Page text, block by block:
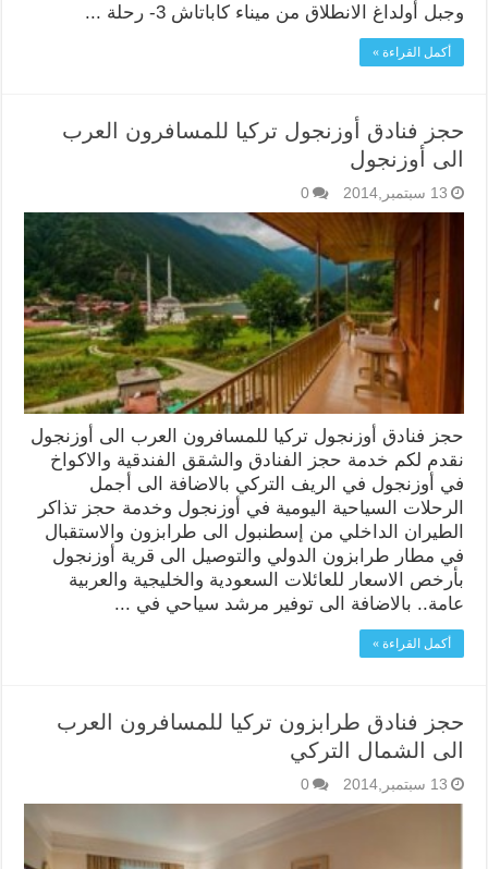
وجبل أولداغ الانطلاق من ميناء كاباتاش 3- رحلة ...
أكمل القراءة »
حجز فنادق أوزنجول تركيا للمسافرون العرب
الى أوزنجول
13 سبتمبر,2014 0
حجز فنادق أوزنجول تركيا للمسافرون العرب الى أوزنجول
نقدم لكم خدمة حجز الفنادق والشقق الفندقية والاكواخ
في أوزنجول في الريف التركي بالاضافة الى أجمل
الرحلات السياحية اليومية في أوزنجول وخدمة حجز تذاكر
الطيران الداخلي من إسطنبول الى طرابزون والاستقبال
في مطار طرابزون الدولي والتوصيل الى قرية أوزنجول
بأرخص الاسعار للعائلات السعودية والخليجية والعربية
عامة.. بالاضافة الى توفير مرشد سياحي في ...
أكمل القراءة »
حجز فنادق طرابزون تركيا للمسافرون العرب
الى الشمال التركي
13 سبتمبر,2014 0